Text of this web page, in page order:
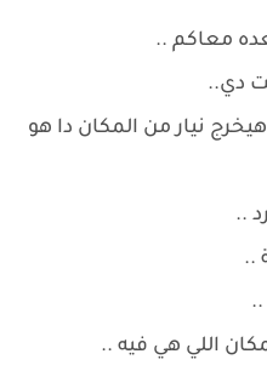
معاكم ..
دي..
نيار من المكان دا هو
..
..
..
اللي هي فيه ..